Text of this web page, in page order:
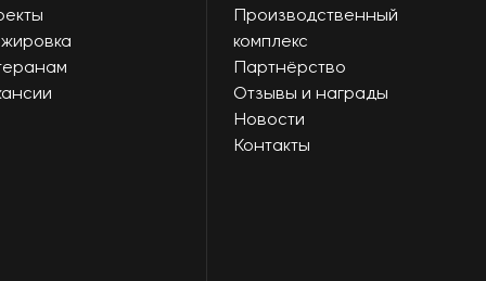
Производственный
комплекс
Партнёрство
Отзывы и награды
Новости
Контакты